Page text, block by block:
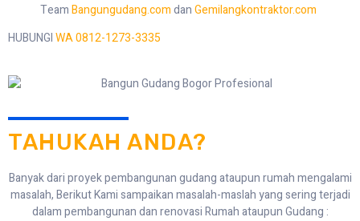
TeamBangungudang.comdanGemilangkontraktor.com
HUBUNGIWA 0812-1273-3335
TAHUKAH ANDA?
Banyak dari proyek pembangunan gudang ataupun rumah mengalami
masalah, Berikut Kami sampaikan masalah-maslah yang sering terjadi
dalam pembangunan dan renovasi Rumah ataupun Gudang :